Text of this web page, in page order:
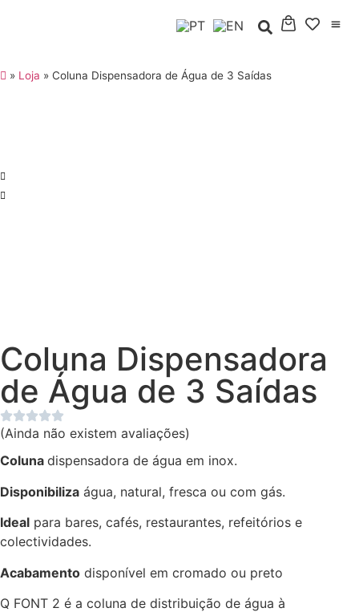
» Loja » Coluna Dispensadora de Água de 3 Saídas
Coluna Dispensadora
de Água de 3 Saídas
(Ainda não existem avaliações)
Coluna dispensadora de água em inox.
Disponibiliza água, natural, fresca ou com gás.
Ideal para bares, cafés, restaurantes, refeitórios e
colectividades.
Acabamento disponível em cromado ou preto
Q FONT 2 é a coluna de distribuição de água à